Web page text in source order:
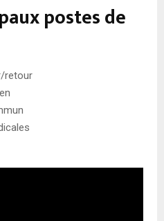
postes de
retour